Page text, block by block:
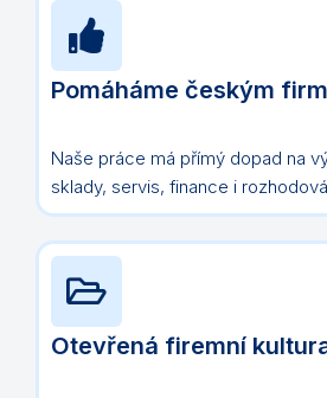
Pomáháme českým
Naše práce má přímý dopad na
sklady, servis, finance i
Otevřená firemní